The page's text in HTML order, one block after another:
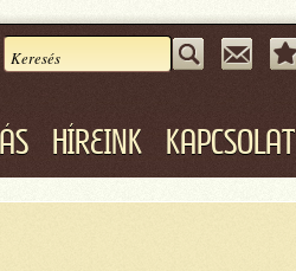
HÍREINK KAPCSOLAT